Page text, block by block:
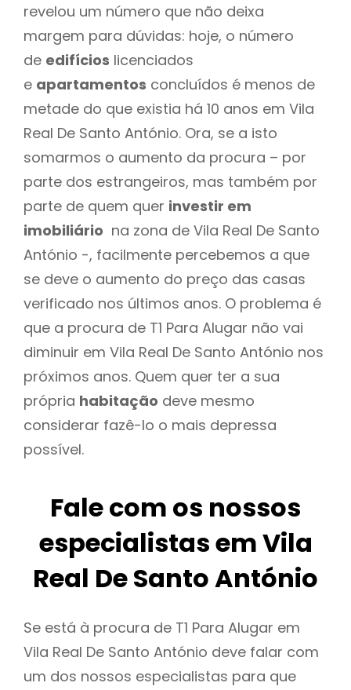
revelou um número que não deixa
margem para dúvidas: hoje, o número
de edifícios licenciados
e apartamentos concluídos é menos de
metade do que existia há 10 anos em Vila
Real De Santo António. Ora, se a isto
somarmos o aumento da procura – por
parte dos estrangeiros, mas também por
parte de quem quer investir em
imobiliário na zona de Vila Real De Santo
António -, facilmente percebemos a que
se deve o aumento do preço das casas
verificado nos últimos anos. O problema é
que a procura de T1 Para Alugar não vai
diminuir em Vila Real De Santo António nos
próximos anos. Quem quer ter a sua
própria habitação deve mesmo
considerar fazê-lo o mais depressa
possível.
Fale com os nossos
especialistas em Vila
Real De Santo António
Se está à procura de T1 Para Alugar em
Vila Real De Santo António deve falar com
um dos nossos especialistas para que